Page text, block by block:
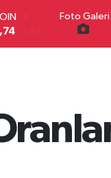
0.19
Foto Galeri